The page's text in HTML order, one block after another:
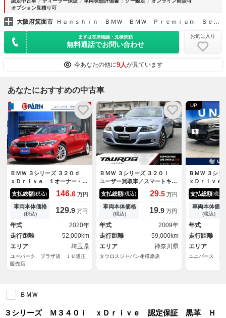
オプション見積り可
大阪府箕面市 Ｈａｎｓｈｉｎ ＢＭＷ ＢＭＷ Ｐｒｅｍｉｕｍ Ｓｅｌｅｃｔｉｏｎ 箕面
まずは在庫確認・見積依頼
無料通話でお問い合わせ
お気に入り
今あなたの他に9人が見ています
あなたにおすすめの中古車
ＢＭＷ ３シリーズ ３２０ｄ
ｘＤｒｉｖｅ １オーナー・プ
ラスパッケージ・ＡＣＣ・純正
ＨＤＤナビ・バックカメラ・Ｃ
ａｒＰｌａｙ・ドライビングア
シスト・コンフォートアクセ
ス・ＬＥＤライト・純正１７イ
ンチＡＷ・コーナーセンサー・
ＥＴＣ
支払総額(税込) 146.6 万円
車両本体価格
(税込) 129.9 万円
年式
2020年
走行距離
52,000km
エリア
埼玉県
ユーパーク プラザ店 ＪＵ適正
販売店
ＢＭＷ ３シリーズ ３２０ｉ
ユーザー買取車／スマートキー
プッシュスタート／パワステ／
パワーウィンドウ／本革シート
／電動シート／純正ナビ／ＥＴ
Ｃ／純正１６アルミ／オートエ
アコンクーラー／シートヒータ
ー／
支払総額(税込) 29.5 万円
車両本体価格
(税込) 19.9 万円
年式
2009年
走行距離
59,000km
エリア
神奈川県
タウロスジャパン相模原店
UP
ＢＭＷ ３シ
ｘＤｒｉｖ
期モデル サ
ーパッケージ
ズコントロ
ト クリアラ
パワーシート
ター 純正ナ
ラ 電動リア
支払総額(税込)
車両本体価格
(税込)
年式
走行距離
エリア
ユニバース 堺
ＢＭＷ
３シリーズ Ｍ３４０ｉ ｘＤｒｉｖｅ 認定保証 黒革 Ｈ